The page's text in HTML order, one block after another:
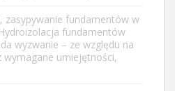
zasypywanie fundamentów w
fundamentów
wyzwanie – ze względu na
wymagane umiejętności,